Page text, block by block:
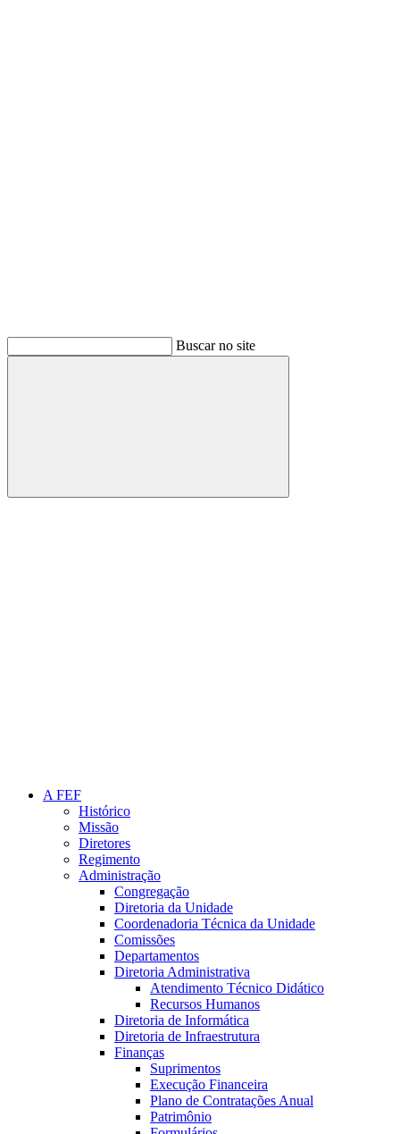
Buscar no site
Buscar
A FEF
Histórico
Missão
Diretores
Regimento
Administração
Congregação
Diretoria da Unidade
Coordenadoria Técnica da Unidade
Comissões
Departamentos
Diretoria Administrativa
Atendimento Técnico Didático
Recursos Humanos
Diretoria de Informática
Diretoria de Infraestrutura
Finanças
Suprimentos
Execução Financeira
Plano de Contratações Anual
Patrimônio